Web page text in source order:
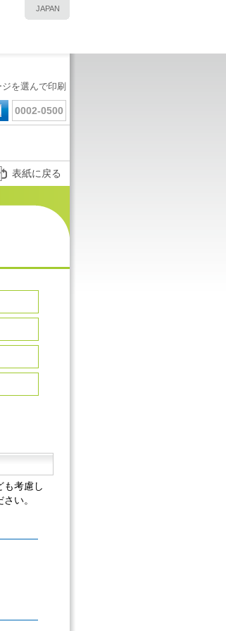
JAPAN
を選んで印刷
0002-0500
表紙に戻る
も考慮し
い。